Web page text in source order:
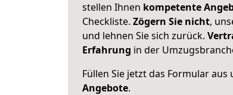
stellen Ihnen kompetente
Checkliste. Zögern Sie nicht,
und lehnen Sie sich zurück.
Erfahrung in der
Füllen Sie jetzt das Formular aus
Angebote.